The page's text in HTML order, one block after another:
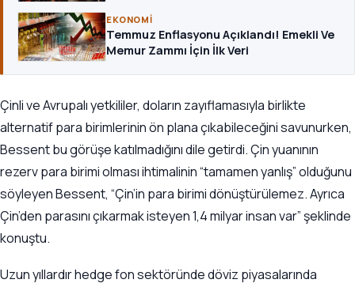
EKONOMI
Temmuz Enflasyonu Açıklandı! Emekli Ve
Memur Zammı İçin İlk Veri
Çinli ve Avrupalı yetkililer, doların zayıflamasıyla birlikte
alternatif para birimlerinin ön plana çıkabileceğini savunurken,
Bessent bu görüşe katılmadığını dile getirdi. Çin yuanının
rezerv para birimi olması ihtimalinin “tamamen yanlış” olduğunu
söyleyen Bessent, “Çin’in para birimi dönüştürülemez. Ayrıca
Çin’den parasını çıkarmak isteyen 1,4 milyar insan var” şeklinde
konuştu.
Uzun yıllardır hedge fon sektöründe döviz piyasalarında